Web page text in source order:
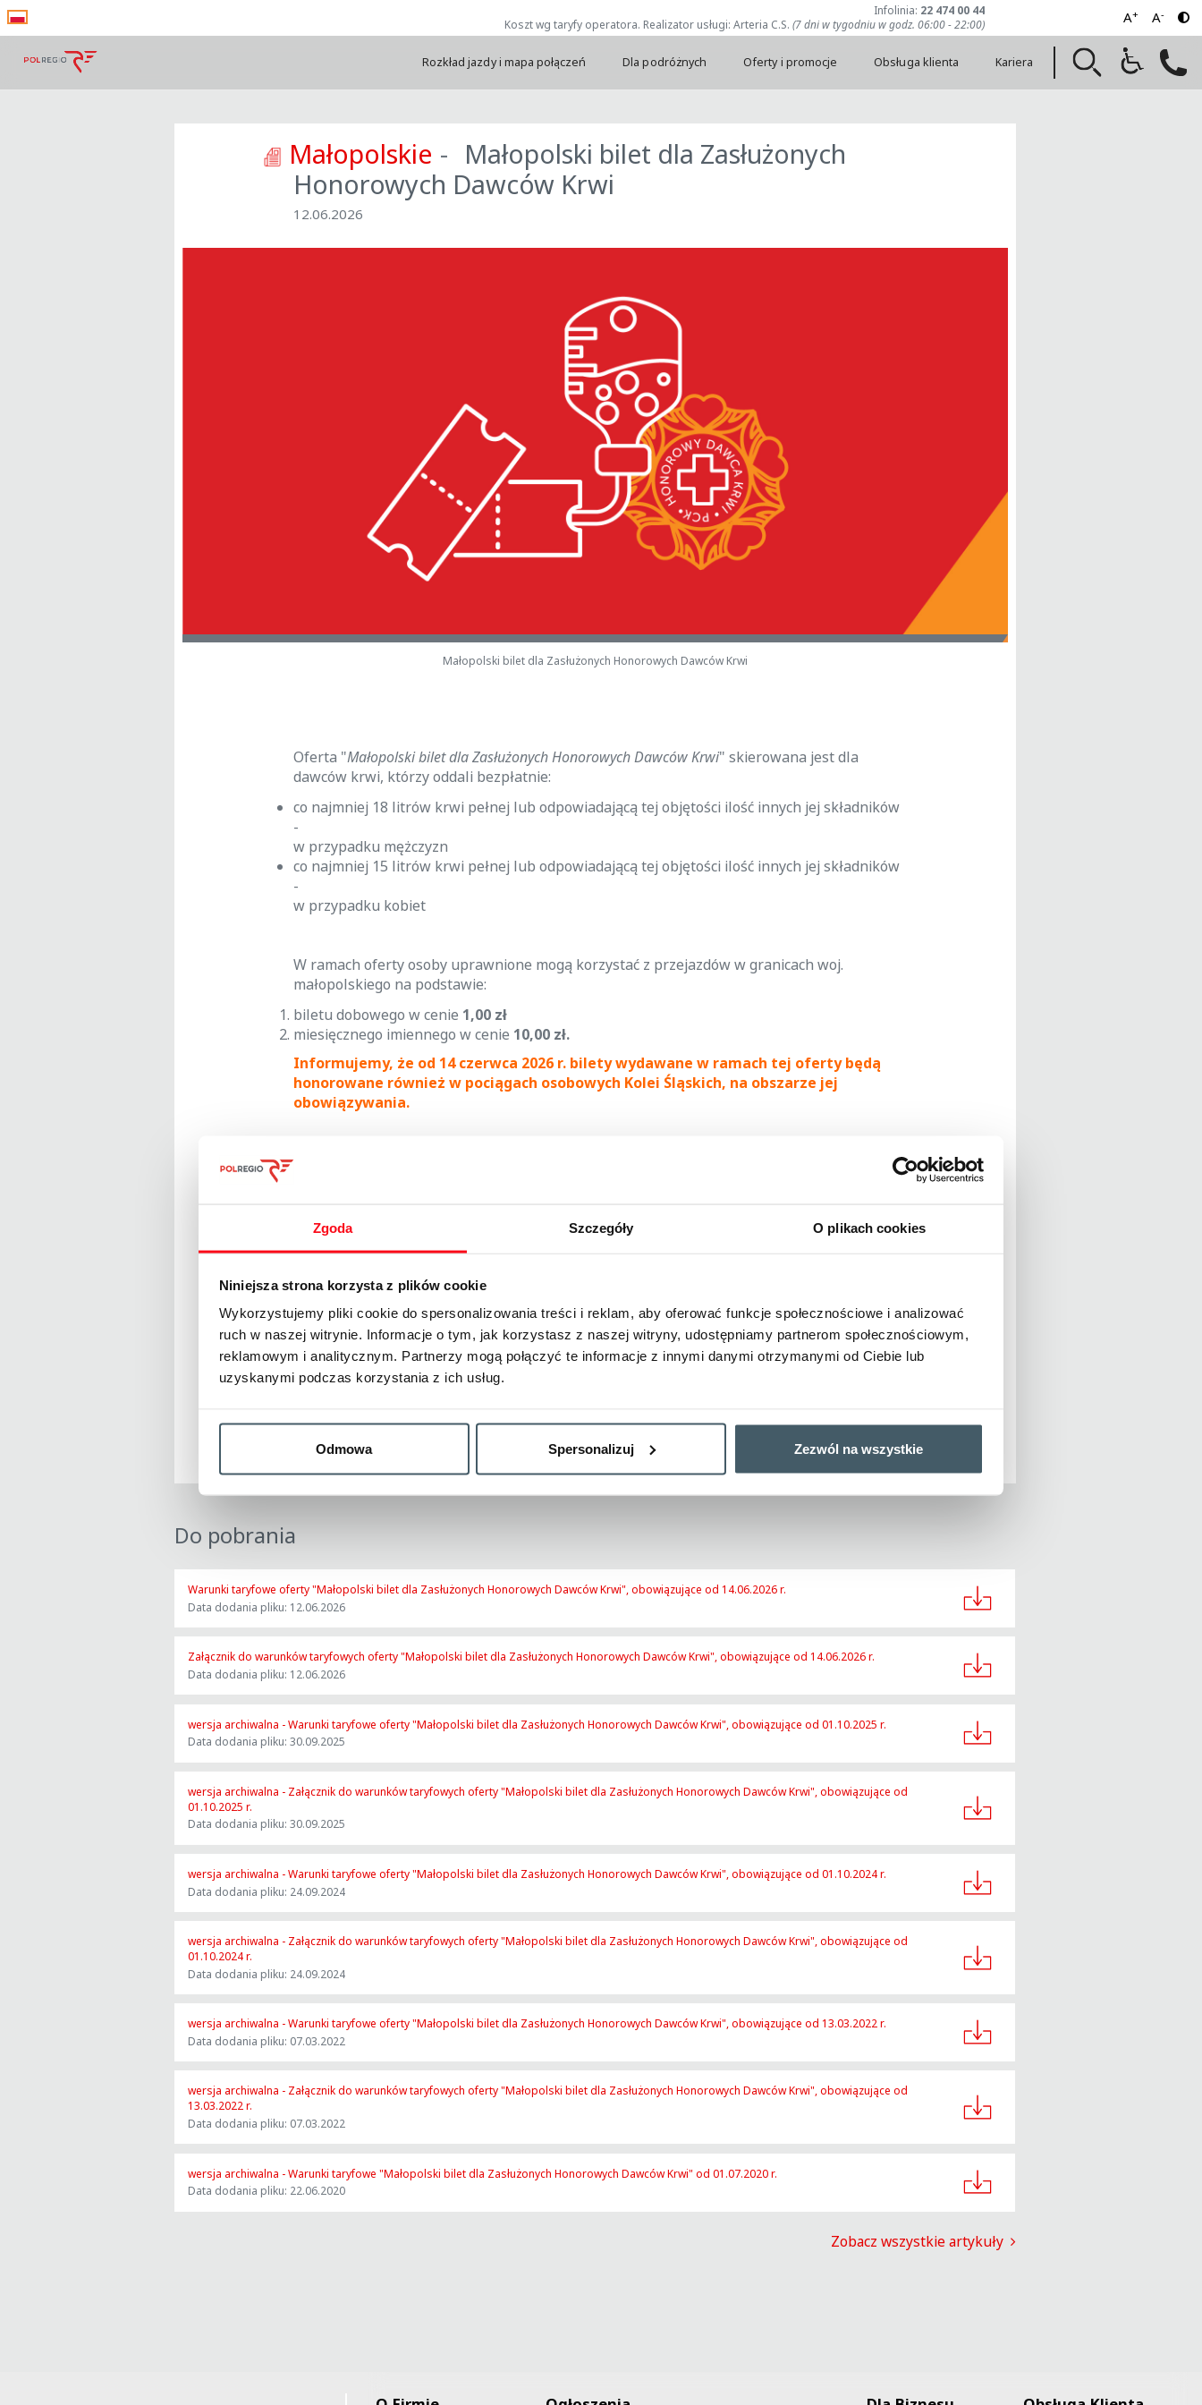
Zgoda Szczegóły O plikach cookies
Niniejsza strona korzysta z plików cookie
Wykorzystujemy pliki cookie do spersonalizowania treści i reklam, aby oferować funkcje społecznościowe i analizować
ruch w naszej witrynie. Informacje o tym, jak korzystasz z naszej witryny, udostępniamy partnerom społecznościowym,
reklamowym i analitycznym. Partnerzy mogą połączyć te informacje z innymi danymi otrzymanymi od Ciebie lub
uzyskanymi podczas korzystania z ich usług.
Odmowa Spersonalizuj Zezwól na wszystkie
Infolinia: 22 474 00 44
Koszt wg taryfy operatora. Realizator usługi: Arteria C.S. (7 dni w tygodniu w godz. 06:00 - 22:00) A+ A-
Rozkład jazdy i mapa połączeń Dla podróżnych Oferty i promocje Obsługa klienta Kariera
Małopolskie
Małopolski bilet dla Zasłużonych
Honorowych Dawców Krwi
12.06.2026
Małopolski bilet dla Zasłużonych Honorowych Dawców Krwi
Oferta "Małopolski bilet dla Zasłużonych Honorowych Dawców Krwi" skierowana jest dla
dawców krwi, którzy oddali bezpłatnie:
co najmniej 18 litrów krwi pełnej lub odpowiadającą tej objętości ilość innych jej składników
-
w przypadku mężczyzn
co najmniej 15 litrów krwi pełnej lub odpowiadającą tej objętości ilość innych jej składników
-
w przypadku kobiet
W ramach oferty osoby uprawnione mogą korzystać z przejazdów w granicach woj.
małopolskiego na podstawie:
biletu dobowego w cenie 1,00 zł
miesięcznego imiennego w cenie 10,00 zł.
Informujemy, że od 14 czerwca 2026 r. bilety wydawane w ramach tej oferty będą
honorowane również w pociągach osobowych Kolei Śląskich, na obszarze jej
obowiązywania.
Bilety wg oferty dostępne są:
- bezpośrednio u obsługi pociągu
- za pośrednictwem systemu MKA lub aplikacji mobilnej iMKA
- za pośrednictwem aplikacji mPOLREGIO oraz KOLEO
Szczegółowe informacje poniżej, w sekcjiDo pobrania.
Do pobrania
Warunki taryfowe oferty "Małopolski bilet dla Zasłużonych Honorowych Dawców Krwi", obowiązujące od 14.06.2026 r.
Data dodania pliku: 12.06.2026
Załącznik do warunków taryfowych oferty "Małopolski bilet dla Zasłużonych Honorowych Dawców Krwi", obowiązujące od 14.06.2026 r.
Data dodania pliku: 12.06.2026
wersja archiwalna - Warunki taryfowe oferty "Małopolski bilet dla Zasłużonych Honorowych Dawców Krwi", obowiązujące od 01.10.2025 r.
Data dodania pliku: 30.09.2025
wersja archiwalna - Załącznik do warunków taryfowych oferty "Małopolski bilet dla Zasłużonych Honorowych Dawców Krwi", obowiązujące od
01.10.2025 r.
Data dodania pliku: 30.09.2025
wersja archiwalna - Warunki taryfowe oferty "Małopolski bilet dla Zasłużonych Honorowych Dawców Krwi", obowiązujące od 01.10.2024 r.
Data dodania pliku: 24.09.2024
wersja archiwalna - Załącznik do warunków taryfowych oferty "Małopolski bilet dla Zasłużonych Honorowych Dawców Krwi", obowiązujące od
01.10.2024 r.
Data dodania pliku: 24.09.2024
wersja archiwalna - Warunki taryfowe oferty "Małopolski bilet dla Zasłużonych Honorowych Dawców Krwi", obowiązujące od 13.03.2022 r.
Data dodania pliku: 07.03.2022
wersja archiwalna - Załącznik do warunków taryfowych oferty "Małopolski bilet dla Zasłużonych Honorowych Dawców Krwi", obowiązujące od
13.03.2022 r.
Data dodania pliku: 07.03.2022
wersja archiwalna - Warunki taryfowe "Małopolski bilet dla Zasłużonych Honorowych Dawców Krwi" od 01.07.2020 r.
Data dodania pliku: 22.06.2020
Zobacz wszystkie artykuły